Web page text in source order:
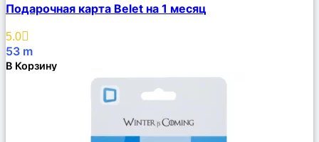
Описание
Избранное
Подарочная карта Belet на 1 месяц
5.0
53 m
В Корзину